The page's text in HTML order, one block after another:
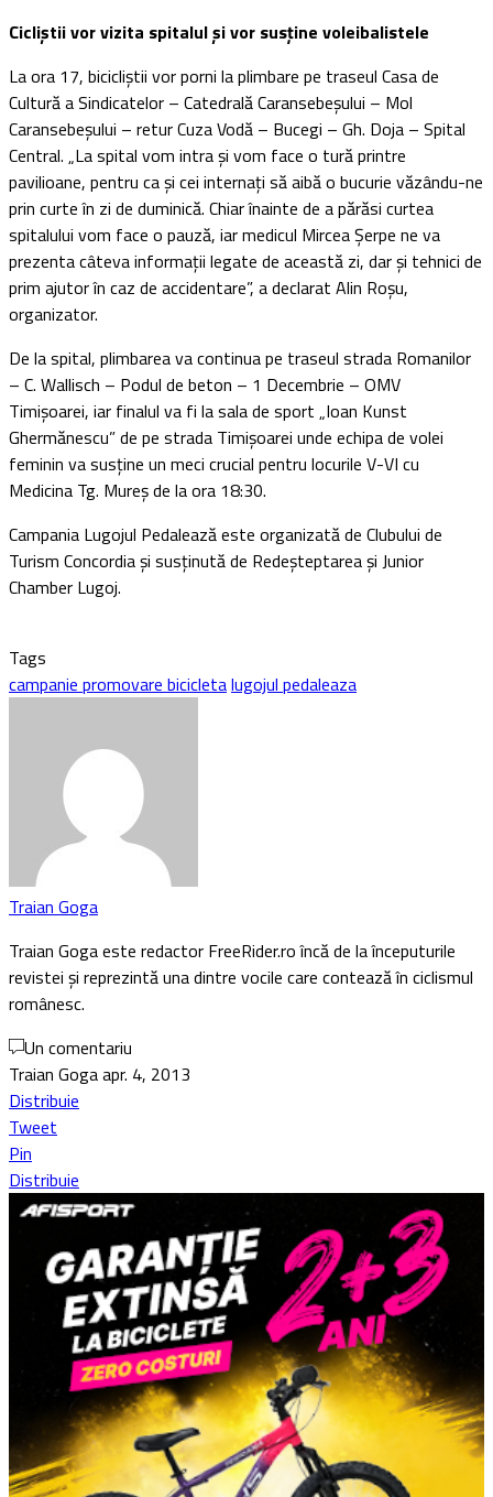
Cicliştii vor vizita spitalul şi vor susţine voleibalistele
La ora 17, bicicliştii vor porni la plimbare pe traseul Casa de
Cultură a Sindicatelor – Catedrală Caransebeşului – Mol
Caransebeşului – retur Cuza Vodă – Bucegi – Gh. Doja – Spital
Central. „La spital vom intra şi vom face o tură printre
pavilioane, pentru ca şi cei internaţi să aibă o bucurie văzându-ne
prin curte în zi de duminică. Chiar înainte de a părăsi curtea
spitalului vom face o pauză, iar medicul Mircea Şerpe ne va
prezenta câteva informaţii legate de această zi, dar şi tehnici de
prim ajutor în caz de accidentare”, a declarat Alin Roşu,
organizator.
De la spital, plimbarea va continua pe traseul strada Romanilor
– C. Wallisch – Podul de beton – 1 Decembrie – OMV
Timişoarei, iar finalul va fi la sala de sport „Ioan Kunst
Ghermănescu” de pe strada Timişoarei unde echipa de volei
feminin va susţine un meci crucial pentru locurile V-VI cu
Medicina Tg. Mureş de la ora 18:30.
Campania Lugojul Pedalează este organizată de Clubului de
Turism Concordia şi susţinută de Redeşteptarea şi Junior
Chamber Lugoj.
Tags
campanie promovare bicicletalugojul pedaleaza
Traian Goga
Traian Goga este redactor FreeRider.ro încă de la începuturile
revistei și reprezintă una dintre vocile care contează în ciclismul
românesc.
Un comentariu
Traian Gogaapr. 4, 2013
Distribuie
Tweet
Pin
Distribuie